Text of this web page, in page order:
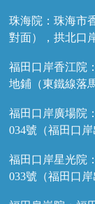
珠海院：珠海市
對面），拱北口
福田口岸香江院
地鋪（東鐵線落
福田口岸廣場院
034號（福田口
福田口岸星光院
033號（福田口